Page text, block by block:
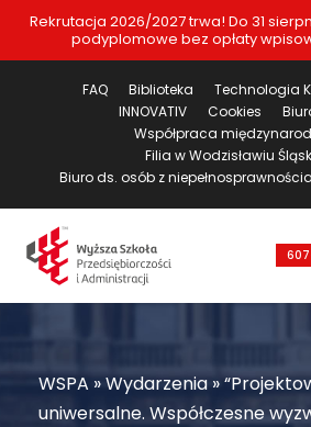
Rekrutacja 2026/2027 trwa! Do 31
podyplomowe bez opłaty
FAQ Biblioteka
Technologia
INNOVATIV
Cookies
Współpraca
Filia w Wodzisławiu
Biuro ds. osób z
WSPA »Wydarzenia»
uniwersalne. Współczesne